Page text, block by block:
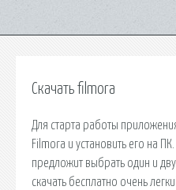
Скачать filmora
Для старта работы
Filmora и установить его на
предложит выбрать один и
скачать бесплатно очень